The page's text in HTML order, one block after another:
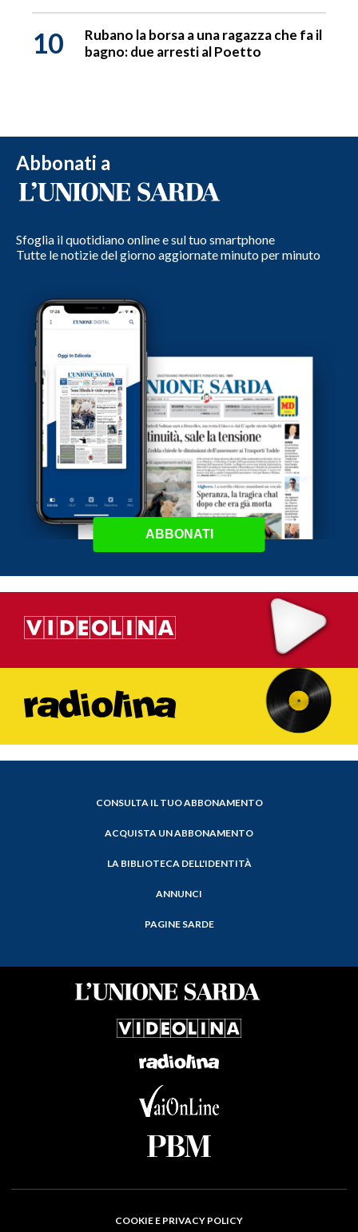
10
Rubano la borsa a una ragazza che fa il
bagno: due arresti al Poetto
Abbonati a
Sfoglia il quotidiano online e sul tuo smartphone
Tutte le notizie del giorno aggiornate minuto per minuto
ABBONATI
CONSULTA IL TUO ABBONAMENTO
ACQUISTA UN ABBONAMENTO
LA BIBLIOTECA DELL'IDENTITÀ
ANNUNCI
PAGINE SARDE
COOKIE E PRIVACY POLICY